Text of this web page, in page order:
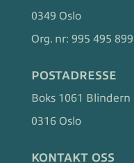
0349 Oslo
Org. nr: 995 495 899
POSTADRESSE
Boks 1061 Blindern
0316 Oslo
KONTAKT OSS